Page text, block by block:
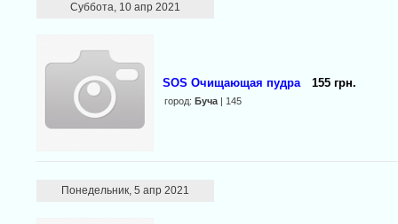
Суббота, 10 апр 2021
SOS Очищающая пудра 155 грн.
город: Буча| 145
Понедельник, 5 апр 2021